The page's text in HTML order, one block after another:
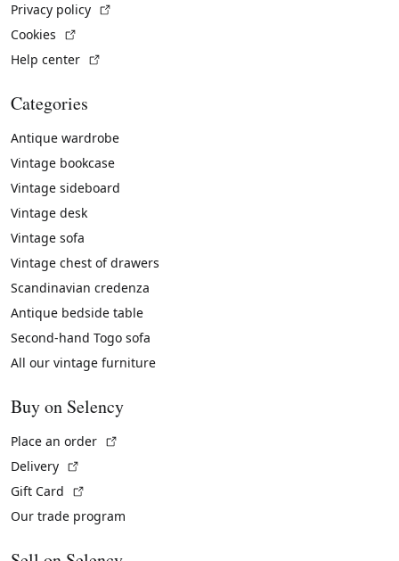
Privacy policy
Cookies
Help center
Categories
Antique wardrobe
Vintage bookcase
Vintage sideboard
Vintage desk
Vintage sofa
Vintage chest of drawers
Scandinavian credenza
Antique bedside table
Second-hand Togo sofa
All our vintage furniture
Buy on Selency
Place an order
Delivery
Gift Card
Our trade program